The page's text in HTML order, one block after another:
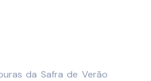
da Safra de Verão